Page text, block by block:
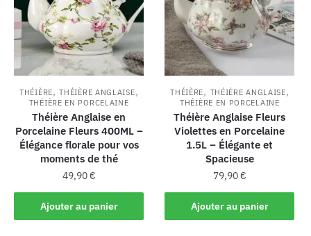
THÉIÈRE,THÉIÈRE ANGLAISE,
THÉIÈRE EN PORCELAINE
Théière Anglaise en
Porcelaine Fleurs 400ML –
Élégance florale pour vos
moments de thé
49,90€
Ajouter au panier
THÉIÈRE, THÉIÈRE ANGLAISE,
THÉIÈRE EN PORCELAINE
Théière Anglaise Fleurs
Violettes en Porcelaine
1.5L – Élégante et
Spacieuse
79,90€
Ajouter au panier